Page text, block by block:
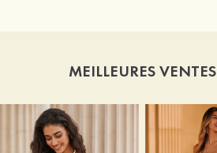
MEILLEURES VENTES